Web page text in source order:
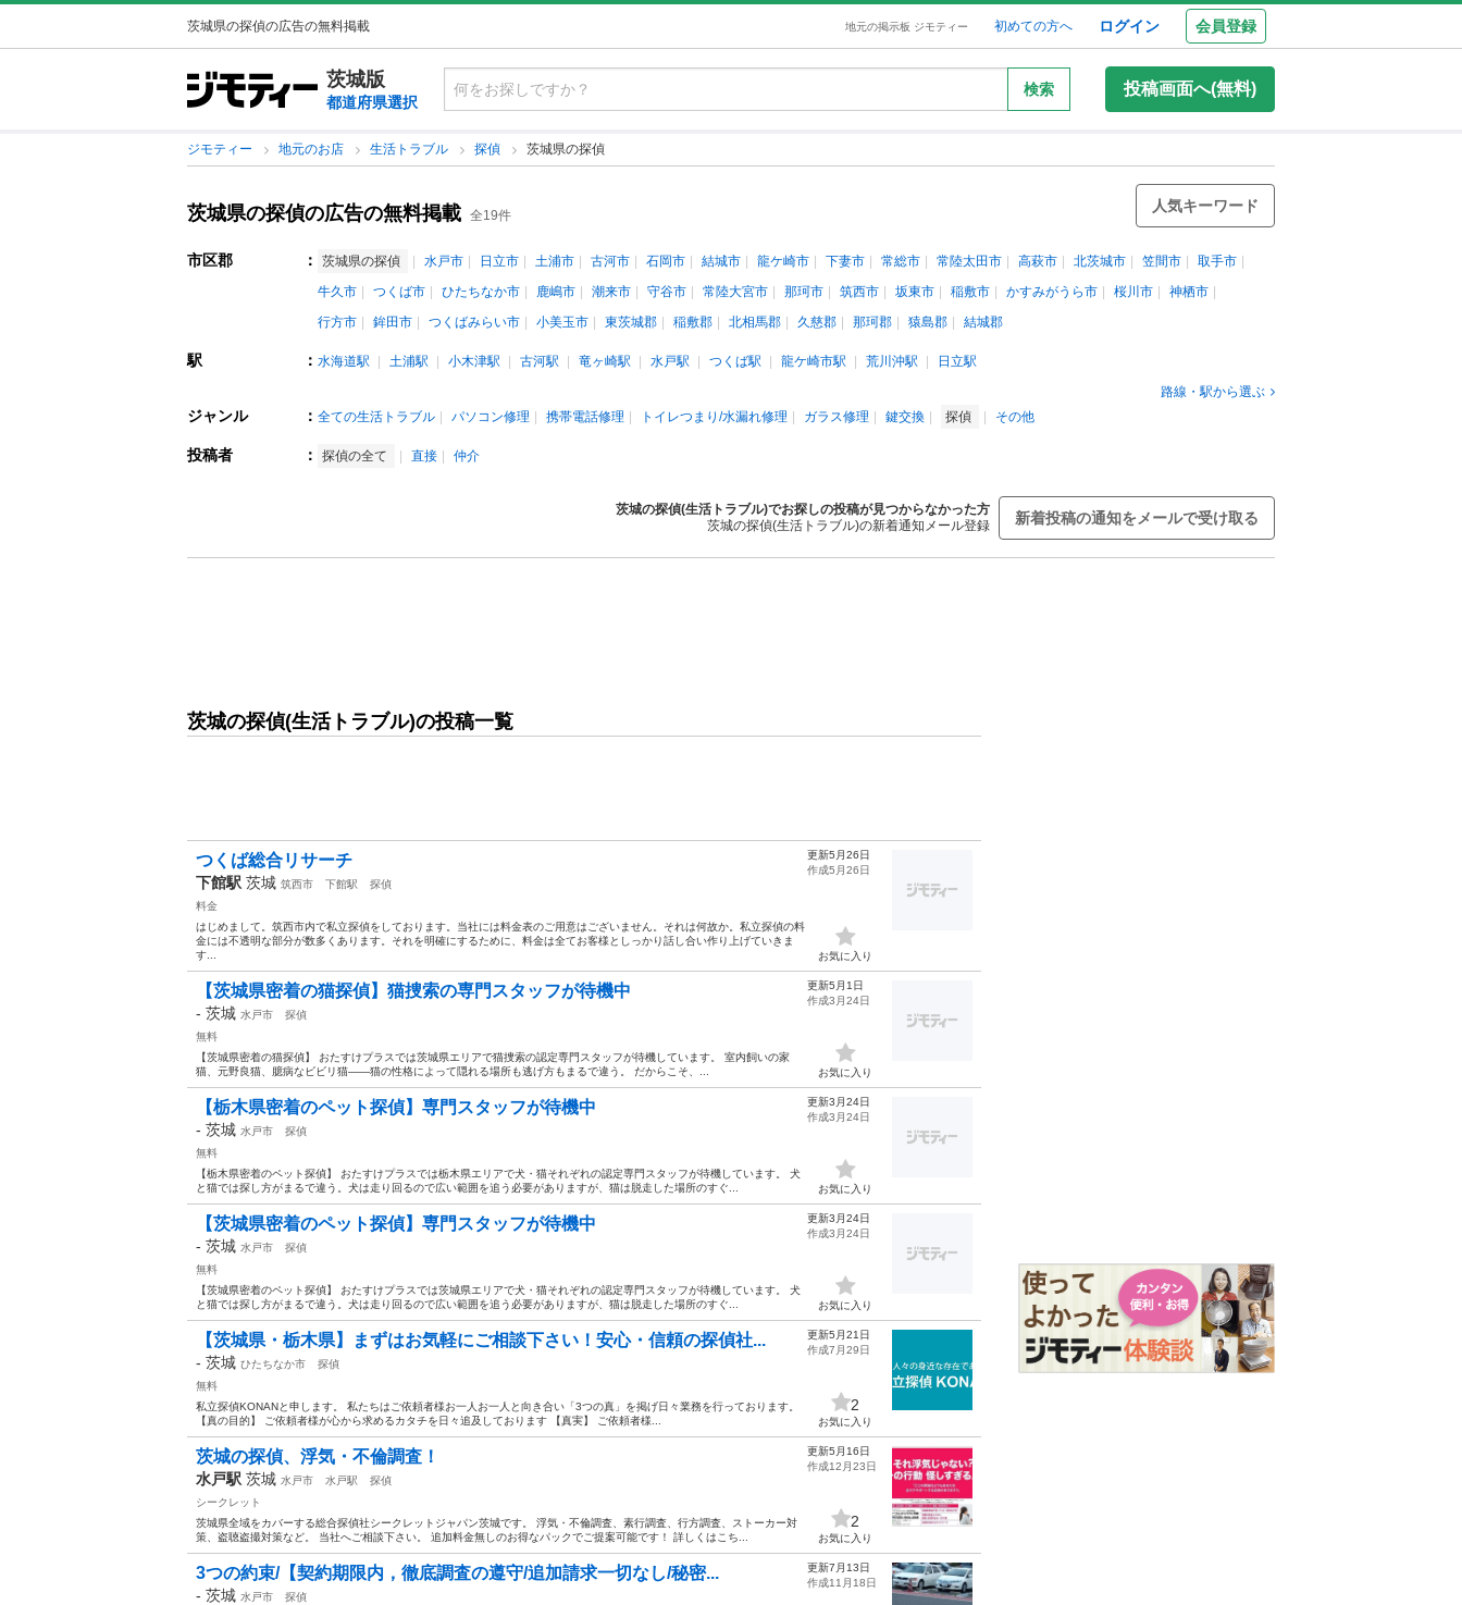
茨城県の探偵の広告の無料掲載 地元の掲示板 ジモティー 初めての方へ ログイン 会員登録
茨城版
都道府県選択
検索 投稿画面へ(無料)
ジモティー 地元のお店 生活トラブル 探偵 茨城県の探偵
茨城県の探偵の広告の無料掲載 全19件
人気キーワード
市区郡 ： 茨城県の探偵 水戸市 日立市 土浦市 古河市 石岡市 結城市 龍ケ崎市 下妻市 常総市 常陸太田市 高萩市 北茨城市 笠間市
取手市
牛久市
つくば市 ひたちなか市 鹿嶋市 潮来市 守谷市 常陸大宮市 那珂市 筑西市 坂東市 稲敷市 かすみがうら市 桜川市
神栖市
行方市
鉾田市 つくばみらい市 小美玉市 東茨城郡 稲敷郡 北相馬郡 久慈郡 那珂郡 猿島郡 結城郡
駅 ： 水海道駅 土浦駅 小木津駅 古河駅 竜ヶ崎駅 水戸駅 つくば駅 龍ケ崎市駅 荒川沖駅
日立駅
路線・駅から選ぶ
ジャンル ： 全ての生活トラブル パソコン修理 携帯電話修理 トイレつまり/水漏れ修理 ガラス修理 鍵交換 探偵 その他
投稿者 ： 探偵の全て 直接 仲介
茨城の探偵(生活トラブル)でお探しの投稿が見つからなかった方
茨城の探偵(生活トラブル)の新着通知メール登録
新着投稿の通知をメールで受け取る
茨城の探偵(生活トラブル)の投稿一覧
つくば総合リサーチ
下館駅 茨城 筑西市 下館駅
探偵
料金
はじめまして。筑西市内で私立探偵をしております。当社には料金表のご用意はございません。それは何故か。私立探偵の料
金には不透明な部分が数多くあります。それを明確にするために、料金は全てお客様としっかり話し合い作り上げていきま
す...
更新5月26日
作成5月26日
お気に入り
【茨城県密着の猫探偵】猫捜索の専門スタッフが待機中
- 茨城 水戸市
探偵
無料
【茨城県密着の猫探偵】 おたすけプラスでは茨城県エリアで猫捜索の認定専門スタッフが待機しています。 室内飼いの家
猫、元野良猫、臆病なビビリ猫——猫の性格によって隠れる場所も逃げ方もまるで違う。 だからこそ、...
更新5月1日
作成3月24日
お気に入り
【栃木県密着のペット探偵】専門スタッフが待機中
- 茨城 水戸市
探偵
無料
【栃木県密着のペット探偵】 おたすけプラスでは栃木県エリアで犬・猫それぞれの認定専門スタッフが待機しています。 犬
と猫では探し方がまるで違う。犬は走り回るので広い範囲を追う必要がありますが、猫は脱走した場所のすぐ...
更新3月24日
作成3月24日
お気に入り
【茨城県密着のペット探偵】専門スタッフが待機中
- 茨城 水戸市
探偵
無料
【茨城県密着のペット探偵】 おたすけプラスでは茨城県エリアで犬・猫それぞれの認定専門スタッフが待機しています。 犬
と猫では探し方がまるで違う。犬は走り回るので広い範囲を追う必要がありますが、猫は脱走した場所のすぐ...
更新3月24日
作成3月24日
お気に入り
【茨城県・栃木県】まずはお気軽にご相談下さい！安心・信頼の探偵社...
- 茨城 ひたちなか市
探偵
無料
私立探偵KONANと申します。 私たちはご依頼者様お一人お一人と向き合い「3つの真」を掲げ日々業務を行っております。
【真の目的】 ご依頼者様が心から求めるカタチを日々追及しております 【真実】 ご依頼者様...
更新5月21日
作成7月29日
2
お気に入り
茨城の探偵、浮気・不倫調査！
水戸駅 茨城 水戸市 水戸駅
探偵
シークレット
茨城県全域をカバーする総合探偵社シークレットジャパン茨城です。 浮気・不倫調査、素行調査、行方調査、ストーカー対
策、盗聴盗撮対策など。 当社へご相談下さい。 追加料金無しのお得なパックでご提案可能です！ 詳しくはこち...
更新5月16日
作成12月23日
2
お気に入り
3つの約束/【契約期限内，徹底調査の遵守/追加請求一切なし/秘密...
- 茨城 水戸市
探偵
更新7月13日
作成11月18日